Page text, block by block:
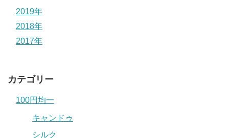
2019年
2018年
2017年
カテゴリー
100円均一
キャンドゥ
シルク